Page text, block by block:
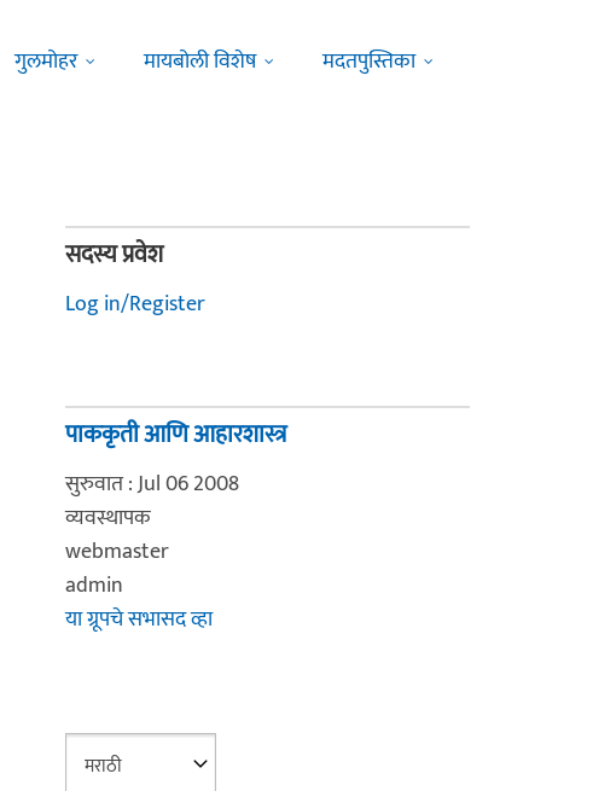
गुलमोहर मायबोली विशेष मदतपुस्तिका
सदस्य प्रवेश
Log in/Register
पाककृती आणि आहारशास्त्र
सुरुवात : Jul 06 2008
व्यवस्थापक
webmaster
admin
या ग्रूपचे सभासद व्हा